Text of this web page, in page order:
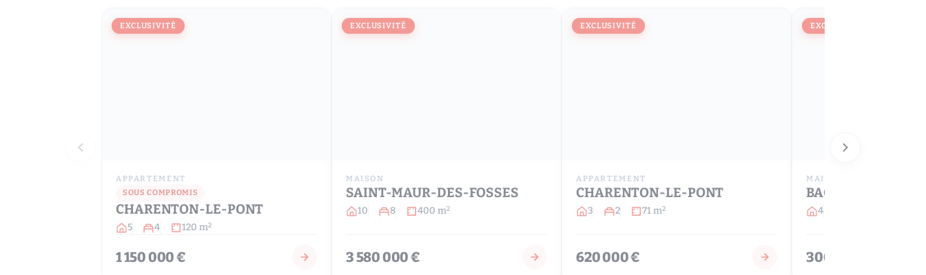
EXCLUSIVITÉ
APPARTEMENT
SOUS COMPROMIS
CHARENTON-LE-PONT
5 4 120 m2
1 150 000 €
EXCLUSIVITÉ
MAISON
SAINT-MAUR-DES-FOSSES
10 8 400 m2
3 580 000 €
EXCLUSIVITÉ
APPARTEMENT
CHARENTON-LE-PONT
3 2 71 m2
620 000 €
EXCLUSIVITÉ
MAISON
BAGNOLET
4
300 000 €